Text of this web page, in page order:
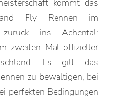
kommt das
Fly Rennen im
ins Achental:
zweiten Mal offizieller
Es gilt das
zu bewältigen, bei
perfekten Bedingungen